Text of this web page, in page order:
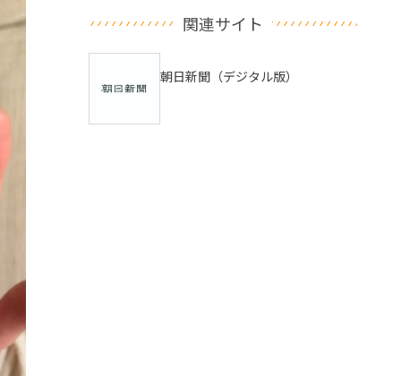
関連サイト
朝日新聞（デジタル版）